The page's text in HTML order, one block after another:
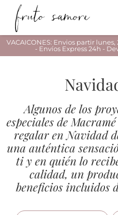
VACAICONES: Envios partir
- Envíos Express 24h -
Algunos de los
especiales de
regalar en Navidad
una auténtica
ti y en quién lo
calidad, un
beneficios incluidos